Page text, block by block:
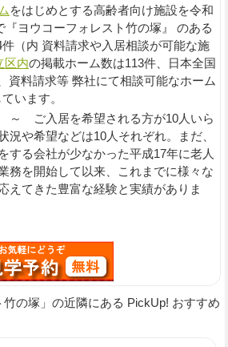
をはじめとする高齢者向け施設を令和
『ヨウコーフォレスト竹の塚』 のある
件（内 資料請求や入居相談が可能な施
区内の掲載ホーム数は113件、日本全国
資料請求等 弊社にて相談可能なホーム
います。
ご入居を希望される方が10人いら
況や希望などは10人それぞれ。まだ、
する会社が少なかった平成17年に老人
務を開始して以来、これまでに様々な
えてきた豊富な経験と実績がありま
の塚」の近隣にある PickUp! おすすめ